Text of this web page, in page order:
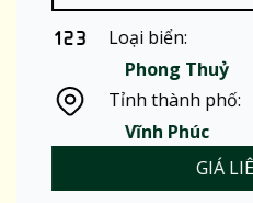
Loại biển:
Phong Thuỷ
Tỉnh thành phố:
Vĩnh Phúc
GIÁ